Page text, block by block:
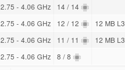
2.75 - 4.06 GHz 14 / 14
2.75 - 4.06 GHz 12 / 12 12 MB L3
2.75 - 4.06 GHz 11 / 11 12 MB L3
2.75 - 4.06 GHz 8 / 8